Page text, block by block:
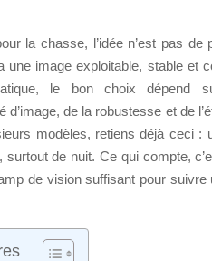
la chasse, l’idée n’est pas de
une image exploitable, stable et
le bon choix dépend
de la robustesse et de
modèles, retiens déjà ceci :
de nuit. Ce qui compte,
de vision suffisant pour suivre